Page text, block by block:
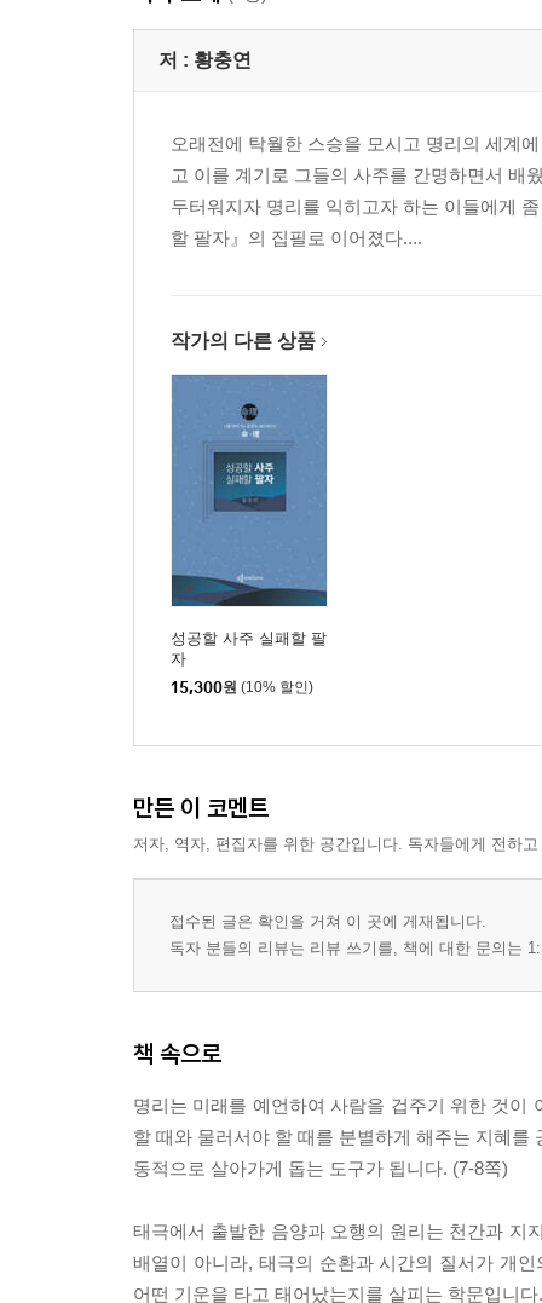
4부. 나를 아는 기술: 성품·재능·리더십
3. 사주는 직업이 아니라 재능을 말한다
4. 직장인 사주, 사업가 사주
5. 예지력을 타고난 사람
6. 螳螂拒轍(당랑거철) 사주
5부. 돈·명예·권력: 인간 욕망을 해석하다
1. 富者(부자) 사주, 貧者(빈자) 사주
2. 유산을 두고 다투는 사주
3. 투자자 사주와 투기꾼 사주
4. 명예와 재물을 동시에 탐하지 말라!
5. 세계 대부호들의 사주명식
1. 이성에게 사랑받는 사주
3. 세계를 하나로 엮은 驛馬殺(역마살)
정읍 출신
전 한겨레 이사
현 환경재단 기획위원, 〈씨네21〉 부사장
저 : 황충연
오래전에 탁월한 스승을 모시고 명리의 세계
고 이를 계기로 그들의 사주를 간명하면서 배
두터워지자 명리를 익히고자 하는 이들에게
할 팔자』의 집필로 이어졌다....
작가의 다른 상품
성공할 사주 실패할 팔
자
15,300원 (10% 할인)
만든 이 코멘트
저자, 역자, 편집자를 위한 공간입니다. 독자들에게 전하
접수된 글은 확인을 거쳐 이 곳에 게재됩니다.
독자 분들의 리뷰는 리뷰 쓰기를, 책에 대한 문의는
책 속으로
명리는 미래를 예언하여 사람을 겁주기 위한 것이
할 때와 물러서야 할 때를 분별하게 해주는 지혜
동적으로 살아가게 돕는 도구가 됩니다. (7-8쪽)
태극에서 출발한 음양과 오행의 원리는 천간과 지
배열이 아니라, 태극의 순환과 시간의 질서가 개
어떤 기운을 타고 태어났는지를 살피는 학문입니다.